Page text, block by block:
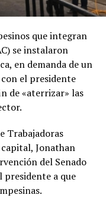
que integran
se instalaron
en demanda de un
el presidente
de «aterrizar» las
Trabajadoras
Jonathan
del Senado
presidente a que